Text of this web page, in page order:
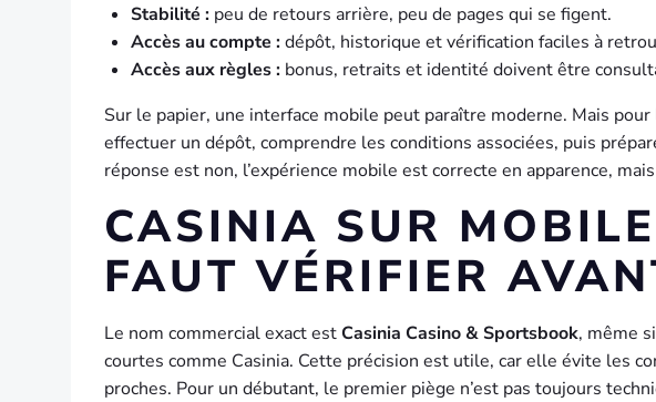
Stabilité : peu de retours arrière, peu de pages qui se figent.
Accès au compte :dépôt, historique et vérification faciles à
Accès aux règles : bonus, retraits et identité doivent être
Sur le papier, une interface mobile peut paraître moderne. Mais
effectuer un dépôt, comprendre les conditions associées, puis
réponse est non, l’expérience mobile est correcte en apparence,
CASINIA SUR
FAUT VÉRIFIER
Le nom commercial exact estCasinia Casino & Sportsbook, même
courtes comme Casinia. Cette précision est utile, car elle évite les
proches. Pour un débutant, le premier piège n’est pas toujours